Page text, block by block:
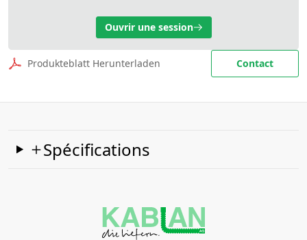
Ouvrir une session
Produkteblatt Herunterladen Contact
Spécifications